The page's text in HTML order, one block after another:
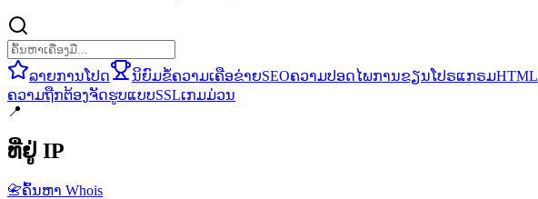
ລາຍການໂປດ ນິຍົມຂໍ້ຄວາມເຄືອຂ່າຍSEOຄວາມປອດໄພການຂຽນໂປຣແກຣມHTML
ຄວາມຖືກຕ້ອງຈັດຮູບແບບSSLເກມມ່ວນ
📍
ທີ່ຢູ່ IP
📇ຄົ້ນຫາ Whois